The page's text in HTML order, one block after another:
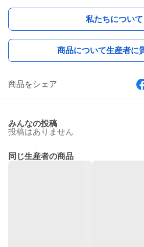
私たちについて
商品について生産者に
商品をシェア
みんなの投稿
投稿はありません
同じ生産者の商品